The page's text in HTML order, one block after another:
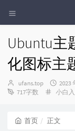
Ubuntu主
化图标主
博
主：
ufans.top
发
布
2023
717字数
分
小白
首页 正文